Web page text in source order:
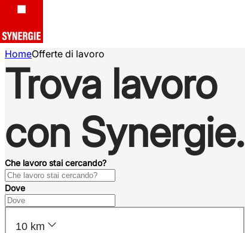
HomeOfferte di lavoro
Trova lavoro
con Synergie.
Che lavoro stai cercando?
Dove
10 km